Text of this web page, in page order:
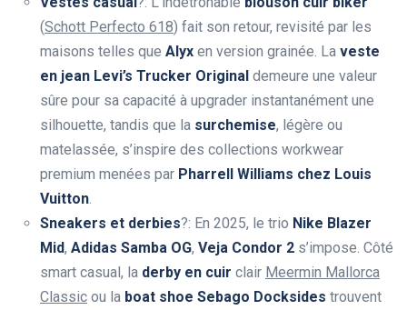
(Schott Perfecto 618) fait son retour, revisité par les
maisons telles que Alyx en version grainée. La veste
en jean Levi’s Trucker Original demeure une valeur
sûre pour sa capacité à upgrader instantanément une
silhouette, tandis que la surchemise, légère ou
matelassée, s’inspire des collections workwear
premium menées par Pharrell Williams chez Louis
Vuitton.
Sneakers et derbies?: En 2025, le trio Nike Blazer
Mid, Adidas Samba OG, Veja Condor 2 s’impose. Côté
smart casual, la derby en cuir clair Meermin Mallorca
Classic ou la boat shoe Sebago Docksides trouvent